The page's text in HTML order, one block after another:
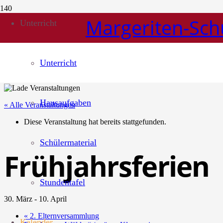
Margeriten-
Unterricht
Unterricht
Hausaufgaben
Schülermaterial
Stundentafel
« Alle Veranstaltungen
Diese Veranstaltung hat bereits stattgefunden.
Frühjahrsferien
30. März - 10. April
« 2. Elternversammlung